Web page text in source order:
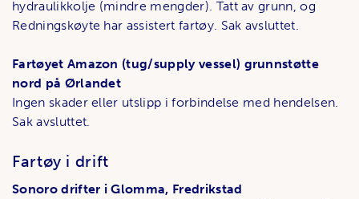
hydraulikkolje (mindre mengder). Tatt av grunn, og
Redningskøyte har assistert fartøy. Sak avsluttet.
Fartøyet Amazon (tug/supply vessel) grunnstøtte
nord på Ørlandet
Ingen skader eller utslipp i forbindelse med hendelsen.
Sak avsluttet.
Fartøy i drift
Sonoro drifter i Glomma, Fredrikstad